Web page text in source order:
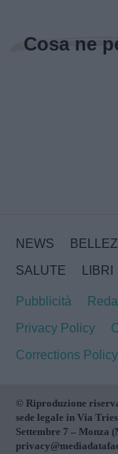
Cosa ne
NEWS
SALUTE
LIBRI
Pubblicità
Privacy Policy
Corrections Policy
© Riproduzione
sede legale in Via
Settembre 7 – Monza